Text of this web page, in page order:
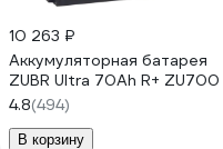
10 263 ₽
Аккумуляторная батарея
ZUBR Ultra 70Ah R+ ZU700
4.8(494)
В корзину